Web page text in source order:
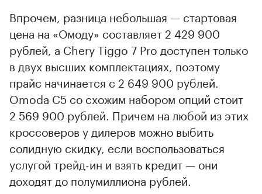
Впрочем, разница небольшая — стартовая
цена на «Омоду» составляет 2 429 900
рублей, а Chery Tiggo 7 Pro доступен только
в двух высших комплектациях, поэтому
прайс начинается с 2 649 900 рублей.
Omoda C5 со схожим набором опций стоит
2 569 900 рублей. Причем на любой из этих
кроссоверов у дилеров можно выбить
солидную скидку, если воспользоваться
услугой трейд-ин и взять кредит — они
доходят до полумиллиона рублей.